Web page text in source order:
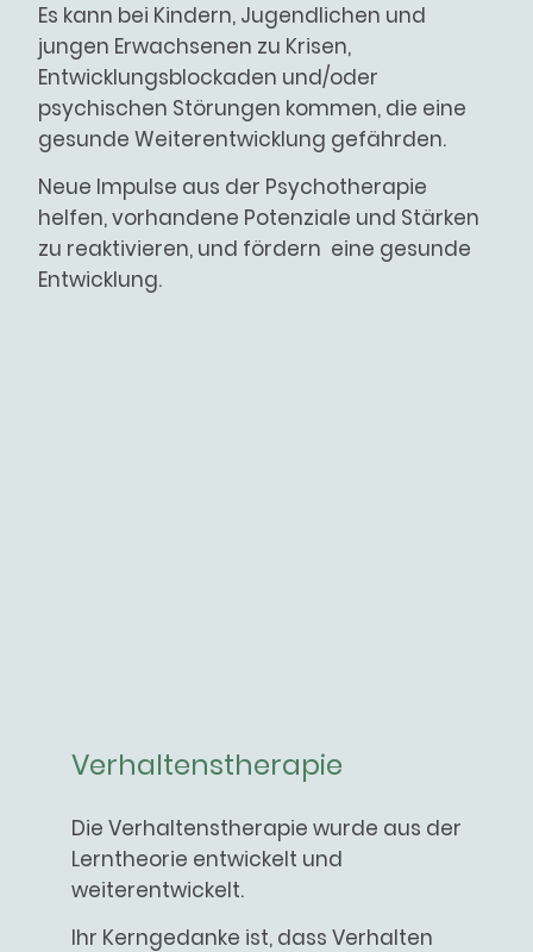
Es kann bei Kindern, Jugendlichen und
jungen Erwachsenen zu Krisen,
Entwicklungsblockaden und/oder
psychischen Störungen kommen, die eine
gesunde Weiterentwicklung gefährden.
Neue Impulse aus der Psychotherapie
helfen, vorhandene Potenziale und Stärken
zu reaktivieren, und fördern eine gesunde
Entwicklung.
Verhaltenstherapie
Die Verhaltenstherapie wurde aus der
Lerntheorie entwickelt und
weiterentwickelt.
Ihr Kerngedanke ist, dass Verhalten